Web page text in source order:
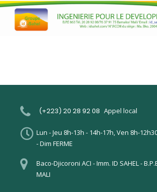
(+223) 20 28 92 08 Appel local
Lun - Jeu 8h-13h - 14h-17h, Ven 8h-
- Dim FERME
Baco-Djicoroni ACI - Imm. ID SAHEL -
MALI